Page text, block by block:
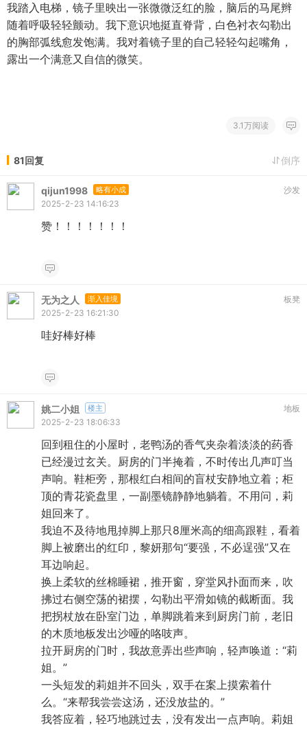
我踏入电梯，镜子里映出一张微微泛红的脸，脑后的马尾辫
随着呼吸轻轻颤动。我下意识地挺直脊背，白色衬衣勾勒出
的胸部弧线愈发饱满。我对着镜子里的自己轻轻勾起嘴角，
露出一个满意又自信的微笑。
3.1万阅读
81回复 倒序
qijun1998 略有小成
沙发
2025-2-23 14:16:23
赞！！！！！！！
无为之人 渐入佳境
板凳
2025-2-23 16:21:30
哇好棒好棒
姚二小姐 楼主
地板
2025-2-23 18:06:33
回到租住的小屋时，老鸭汤的香气夹杂着淡淡的药香
已经漫过玄关。厨房的门半掩着，不时传出几声叮当
声响。鞋柜旁，那根红白相间的盲杖安静地立着；柜
顶的青花瓷盘里，一副墨镜静静地躺着。不用问，莉
姐回来了。
我迫不及待地甩掉脚上那只8厘米高的细高跟鞋，看着
脚上被磨出的红印，黎妍那句“要强，不必逞强”又在
耳边响起。
换上柔软的丝棉睡裙，推开窗，穿堂风扑面而来，吹
拂过右侧空荡的裙摆，勾勒出平滑如镜的截断面。我
把拐杖放在卧室门边，单脚跳着来到厨房门前，老旧
的木质地板发出沙哑的咯吱声。
拉开厨房的门时，我故意弄出些声响，轻声唤道：“莉
姐。”
一头短发的莉姐并不回头，双手在案上摸索着什
么。“来帮我尝尝这汤，还没放盐的。”
我答应着，轻巧地跳过去，没有发出一点声响。莉姐